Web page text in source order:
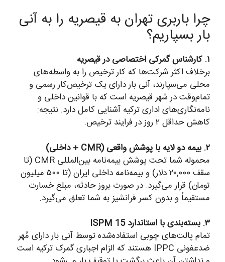
چرا باربری تهران به قیصریه را به آنی
بار بسپاریم؟
۱. کارشناس گمرکی اختصاصی در قیصریه
برخلاف اکثر شرکت‌ها که کار ترخیص را به واسطه‌های
محلی می‌سپارند، آنی بار دارای یک ترخیص‌کار رسمی و
تمام‌وقت در شهر قیصریه است که با قوانین داخلی و
نامه‌نگاری‌های اداری ترکیه آشنایی کامل دارد. نتیجه:
کاهش حداقل ۲ روز در فرایند ترخیص.
۲. بیمه دو لایه با پوشش واقعی (CMR + داخلی)
محموله شما تحت پوشش بیمه‌نامه بین‌المللی CMR (تا
سقف ۲۰,۰۰۰ دلار) و بیمه‌نامه داخلی ایران (تا ۵۰۰ میلیون
تومان) قرار می‌گیرد. در صورت بروز حادثه، مبلغ خسارت
مستقیماً و بدون کسر فرانشیز به شما تعلق می‌گیرد.
۳. بسته‌بندی با استاندارد ISPM 15
تمام پالت‌های چوبی استفاده‌شده توسط آنی بار دارای مُهر
ضدعفونی IPPC هستند که الزام اجباری گمرک ترکیه است